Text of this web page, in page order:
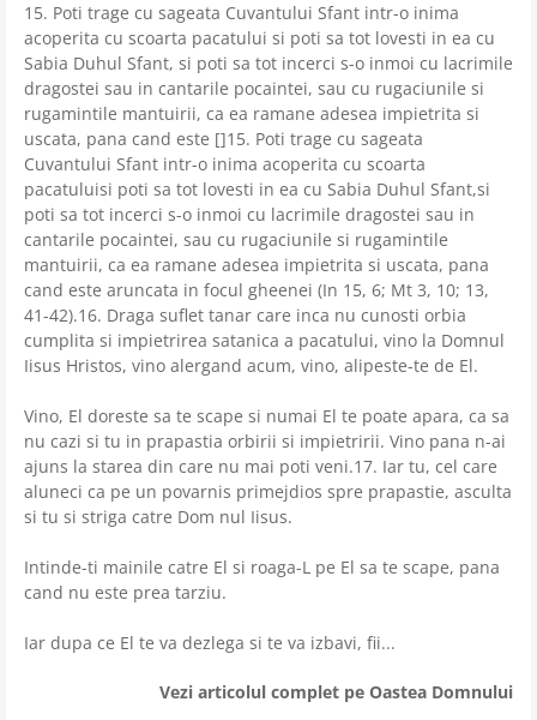
15. Poti trage cu sageata Cuvantului Sfant intr-o inima
acoperita cu scoarta pacatului si poti sa tot lovesti in ea cu
Sabia Duhul Sfant, si poti sa tot incerci s-o inmoi cu lacrimile
dragostei sau in cantarile pocaintei, sau cu rugaciunile si
rugamintile mantuirii, ca ea ramane adesea impietrita si
uscata, pana cand este []15. Poti trage cu sageata
Cuvantului Sfant intr-o inima acoperita cu scoarta
pacatuluisi poti sa tot lovesti in ea cu Sabia Duhul Sfant,si
poti sa tot incerci s-o inmoi cu lacrimile dragostei sau in
cantarile pocaintei, sau cu rugaciunile si rugamintile
mantuirii, ca ea ramane adesea impietrita si uscata, pana
cand este aruncata in focul gheenei (In 15, 6; Mt 3, 10; 13,
41-42).16. Draga suflet tanar care inca nu cunosti orbia
cumplita si impietrirea satanica a pacatului, vino la Domnul
Iisus Hristos, vino alergand acum, vino, alipeste-te de El.
Vino, El doreste sa te scape si numai El te poate apara, ca sa
nu cazi si tu in prapastia orbirii si impietririi. Vino pana n-ai
ajuns la starea din care nu mai poti veni.17. Iar tu, cel care
aluneci ca pe un povarnis primejdios spre prapastie, asculta
si tu si striga catre Dom nul Iisus.
Intinde-ti mainile catre El si roaga-L pe El sa te scape, pana
cand nu este prea tarziu.
Iar dupa ce El te va dezlega si te va izbavi, fii...
Vezi articolul complet pe Oastea Domnului